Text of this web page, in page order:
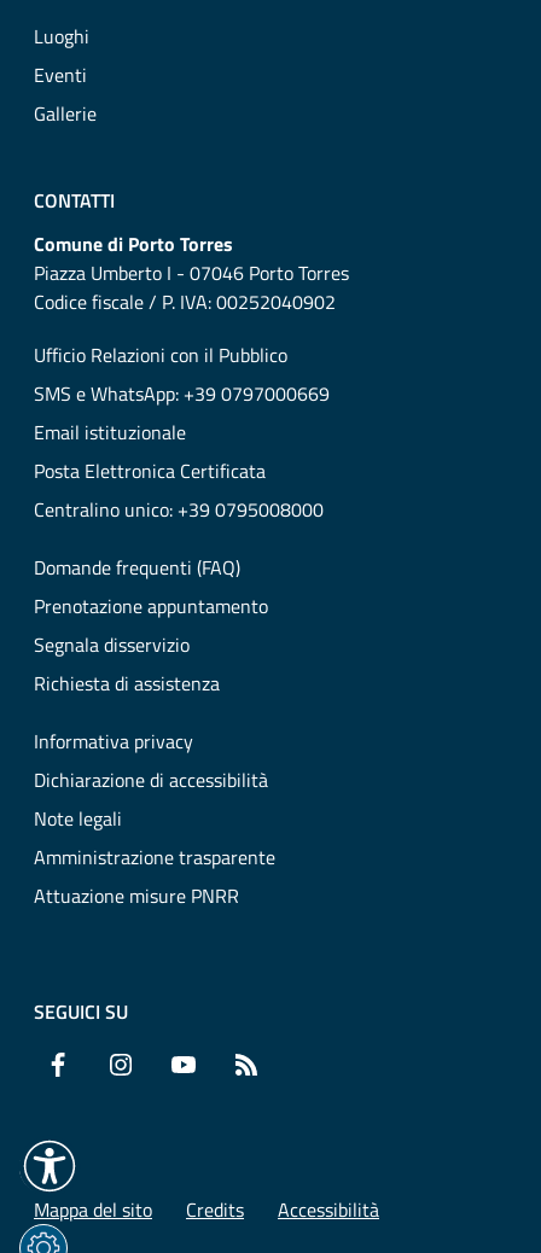
Luoghi
Eventi
Gallerie
CONTATTI
Comune di Porto Torres
Piazza Umberto I - 07046 Porto Torres
Codice fiscale / P. IVA: 00252040902
Ufficio Relazioni con il Pubblico
SMS e WhatsApp: +39 0797000669
Email istituzionale
Posta Elettronica Certificata
Centralino unico: +39 0795008000
Domande frequenti (FAQ)
Prenotazione appuntamento
Segnala disservizio
Richiesta di assistenza
Informativa privacy
Dichiarazione di accessibilità
Note legali
Amministrazione trasparente
Attuazione misure PNRR
SEGUICI SU
Facebook Instagram YouTube
Mappa del sito Credits Accessibilità